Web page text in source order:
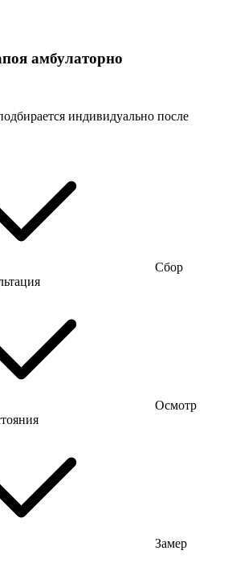
амбулаторно
индивидуально после
Сбор
Осмотр
Замер